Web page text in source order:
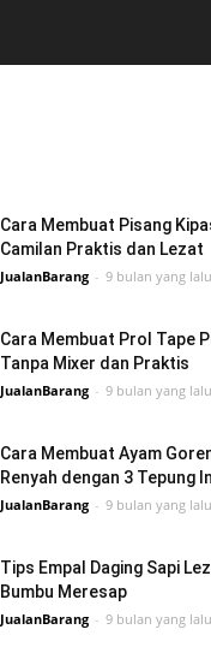
SEO & Blogging StartUp
Cara Membuat Pisang
Camilan Praktis dan Lezat
JualanBarang - 9 bulan yang lalu
Cara Membuat Prol Tape
Tanpa Mixer dan Praktis
JualanBarang - 9 bulan yang lalu
Cara Membuat Ayam
Renyah dengan 3 Tepung
JualanBarang - 9 bulan yang lalu
Tips Empal Daging Sapi
Bumbu Meresap
JualanBarang - 9 bulan yang lalu